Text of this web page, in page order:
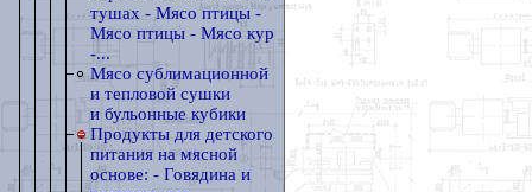
тушах - Мясо птицы -
Мясо птицы - Мясо кур
-...
Мясо сублимационной
и тепловой сушки
и бульонные кубики
Продукты для детского
питания на мясной
основе: - Говядина и